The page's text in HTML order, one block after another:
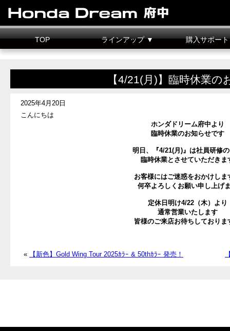
TOP ラインアップ ▼ 購入サポー
【4/21(月)】臨時休業の
2025年4月20日
こんにちは
ホンダドリーム府中より
臨時休業のお知らせです
明日、『4/21(月)』は社員研修
臨時休業とさせていただきま
お客様にはご迷惑をおかけしま
何卒よろしくお願い申し上げ
定休日明け4/22（木）より
通常営業いたします
皆様のご来店お待ちしておりま
« 【新色】Gold Wing Tour 2025ｶﾗｰ & 50thｶﾗｰ 発売！